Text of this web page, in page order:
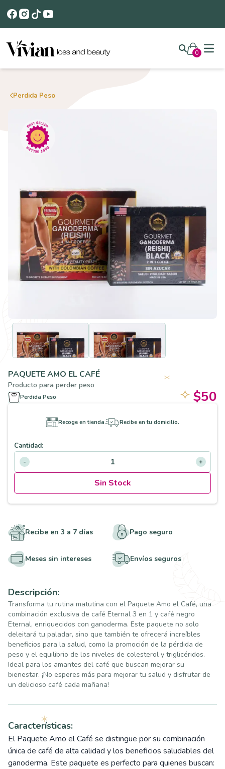
0
Perdida Peso
PAQUETE AMO EL CAFÉ
Producto para perder peso
Perdida Peso $50
Recoge en tienda. Recibe en tu domicilio.
Cantidad:
Sin Stock
Recibe en 3 a 7 días Pago seguro
Meses sin intereses Envíos seguros
Descripción:
Transforma tu rutina matutina con el Paquete Amo el Café, una
combinación exclusiva de café Eternal 3 en 1 y café negro
Eternal, enriquecidos con ganoderma. Este paquete no solo
deleitará tu paladar, sino que también te ofrecerá increíbles
beneficios para la salud, como la promoción de la pérdida de
peso y el equilibrio de los niveles de colesterol y triglicéridos.
Ideal para los amantes del café que buscan mejorar su
bienestar. ¡No esperes más para mejorar tu salud y disfrutar de
un delicioso café cada mañana!
Características:
El Paquete Amo el Café se distingue por su combinación
única de café de alta calidad y los beneficios saludables del
ganoderma. Este paquete es perfecto para quienes buscan: